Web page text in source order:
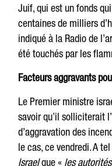
Juif, qui est un fonds
centaines de milliers
indiqué à la Radio de
été touchés par les
Facteurs aggravants
Le Premier ministre
savoir qu’il solliciterait
d’aggravation des
le cas, ce vendredi. A
Israelque « les